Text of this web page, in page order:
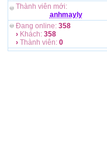
Thành viên mới:
anhmayly
Đang online: 358
› Khách: 358
› Thành viên: 0